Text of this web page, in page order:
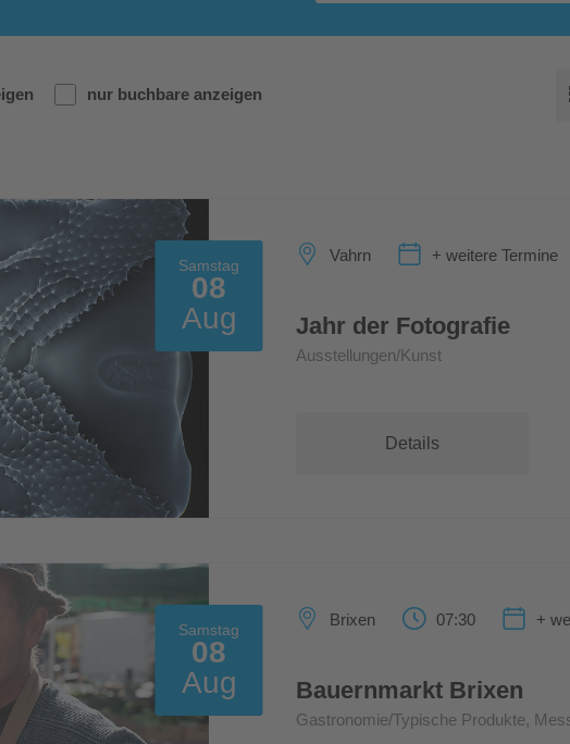
nur buchbare anzeigen
Samstag
08
Aug
Vahrn + weitere Termine
Jahr der Fotografie
Ausstellungen/Kunst
Details
Samstag
08
Aug
Brixen 07:30 +
Bauernmarkt Brixen
Gastronomie/Typische Produkte,